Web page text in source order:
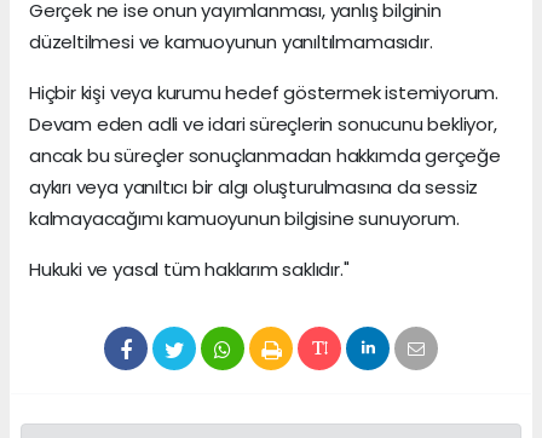
Gerçek ne ise onun yayımlanması, yanlış bilginin
düzeltilmesi ve kamuoyunun yanıltılmamasıdır.
Hiçbir kişi veya kurumu hedef göstermek istemiyorum.
Devam eden adli ve idari süreçlerin sonucunu bekliyor,
ancak bu süreçler sonuçlanmadan hakkımda gerçeğe
aykırı veya yanıltıcı bir algı oluşturulmasına da sessiz
kalmayacağımı kamuoyunun bilgisine sunuyorum.
Hukuki ve yasal tüm haklarım saklıdır."